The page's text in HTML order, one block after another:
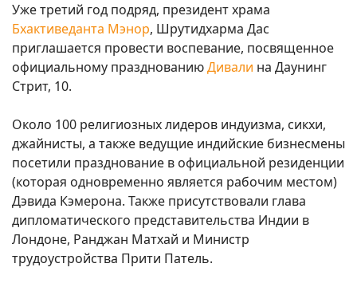
Уже третий год подряд, президент храма
Бхактиведанта Мэнор, Шрутидхарма Дас
приглашается провести воспевание, посвященное
официальному празднованиюДивали на Даунинг
Стрит, 10.
Около 100 религиозных лидеров индуизма, сикхи,
джайнисты, а также ведущие индийские бизнесмены
посетили празднование в официальной резиденции
(которая одновременно является рабочим местом)
Дэвида Кэмерона. Также присутствовали глава
дипломатического представительства Индии в
Лондоне, Ранджан Матхай и Министр
трудоустройства Прити Патель.